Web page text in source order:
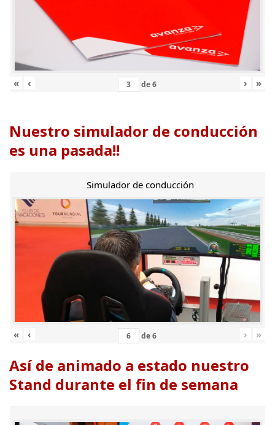
« ‹ de6 › »
Nuestro simulador de conducción
es una pasada!!
Simulador de conducción
« ‹ de6 › »
Así de animado a estado nuestro
Stand durante el fin de semana